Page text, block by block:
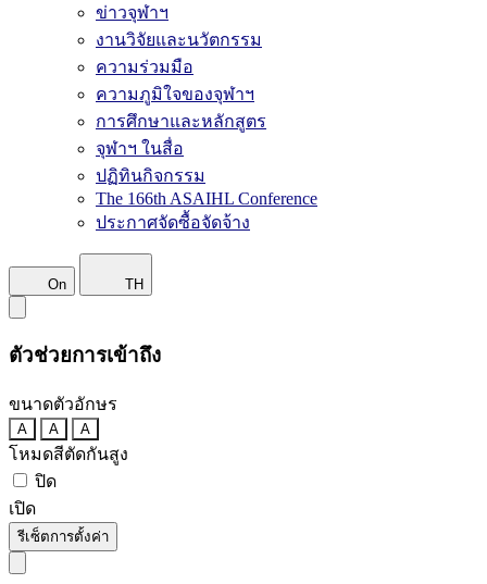
ข่าวจุฬาฯ
งานวิจัยและนวัตกรรม
ความร่วมมือ
ความภูมิใจของจุฬาฯ
การศึกษาและหลักสูตร
จุฬาฯ ในสื่อ
ปฏิทินกิจกรรม
The 166th ASAIHL Conference
ประกาศจัดซื้อจัดจ้าง
On TH
ตัวช่วยการเข้าถึง
ขนาดตัวอักษร
A A A
โหมดสีตัดกันสูง
ปิด
เปิด
รีเซ็ตการตั้งค่า